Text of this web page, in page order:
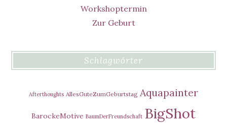
Workshoptermin
Zur Geburt
Schlagwörter
Afterthoughts AllesGuteZumGeburtstag Aquapainter
BarockeMotive BaumDerFreundschaft BigShot